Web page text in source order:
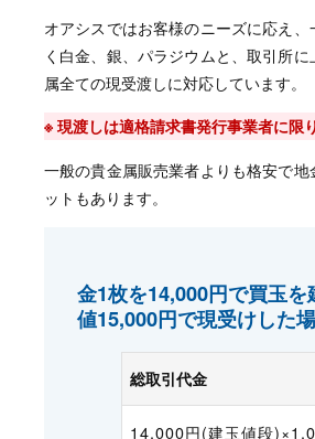
オアシスではお客様のニーズに応え
く白金、銀、パラジウムと、取引所
属全ての現受渡しに対応しています。
※ 現渡しは適格請求書発行事業者に限
一般の貴金属販売業者よりも格安で地
ットもあります。
金1枚を14,000円で買玉を
値15,000円で現受けした場
総取引代金
14,000円(建玉値段